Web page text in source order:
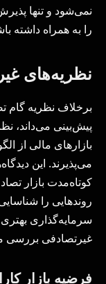
نمی‌شود و تنها
را به همراه داشته
نظریه‌های
برخلاف نظریه گام
پیش‌بینی می‌داند،
بازارهای مالی از
می‌پذیرند. این
کوتاه‌مدت بازار
روندهایی را
سرمایه‌گذاری
غیرتصادفی بررسی